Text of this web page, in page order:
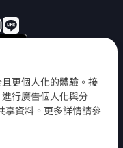
更個人化的體驗。接
行廣告個人化與分
享資料。更多詳情請參